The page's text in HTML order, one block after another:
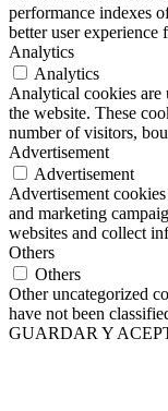
performance indexes
better user experience
Analytics
Analytics
Analytical cookies are
the website. These
number of visitors,
Advertisement
Advertisement
Advertisement
and marketing
websites and collect
Others
Others
Other uncategorized
have not been
GUARDAR Y